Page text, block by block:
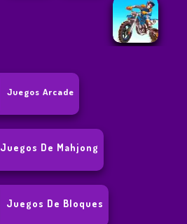
Juegos Arcade
Juegos De Mahjong
Juegos De Bloques